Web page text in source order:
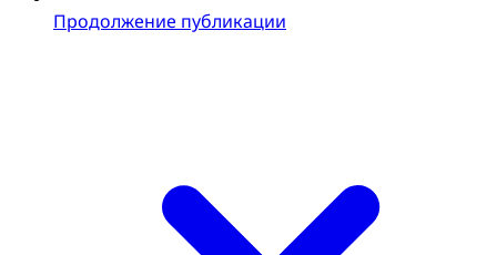
Продолжение публикации